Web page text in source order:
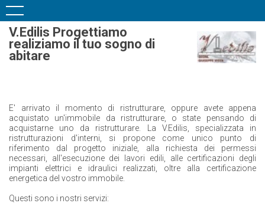
V.Edilis Progettiamo
realiziamo il tuo sogno di
abitare
E' arrivato il momento di ristrutturare, oppure avete appena
acquistato un'immobile da ristrutturare, o state pensando di
acquistarne uno da ristrutturare. La V.Edilis, specializzata in
ristrutturazioni d'interni, si propone come unico punto di
riferimento dal progetto iniziale, alla richiesta dei permessi
necessari, all'esecuzione dei lavori edili, alle certificazioni degli
impianti elettrici e idraulici realizzati, oltre alla certificazione
energetica del vostro immobile.
Questi sono i nostri servizi: